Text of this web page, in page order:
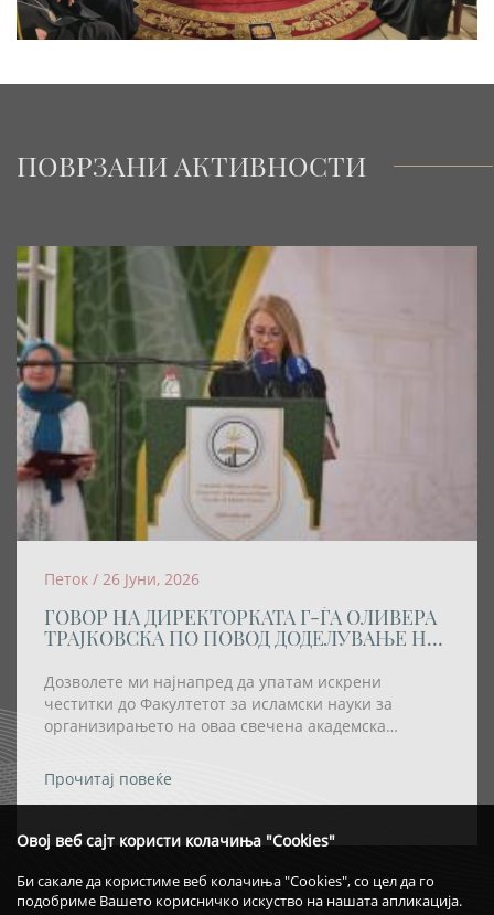
Овој веб сајт користи колачиња "Cookies"
Би сакале да користиме веб колачиња "Cookies", со цел да го
подобриме Вашето корисничко искуство на нашата апликација.
ПОВРЗАНИ АКТИВНОСТИ
Петок / 26 Јуни, 2026
ГОВОР НА ДИРЕКТОРКАТА Г-ЃА ОЛИВЕРА
ТРАЈКОВСКА ПО ПОВОД ДОДЕЛУВАЊЕ НА
HONORIS CAUSA” НА РЕИСОТ НА ИВЗ
Дозволете ми најнапред да упатам искрени
честитки до Факултетот за исламски науки за
организирањето на оваа свечена академска
академско признание – титулата „Doctor Honoris
Causa“ – да му биде доделена на Реис-ул-улема Хаџи
Прочитај повеќе